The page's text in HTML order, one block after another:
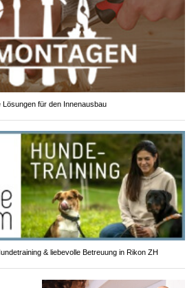
für den Innenausbau
& liebevolle Betreuung in Rikon ZH